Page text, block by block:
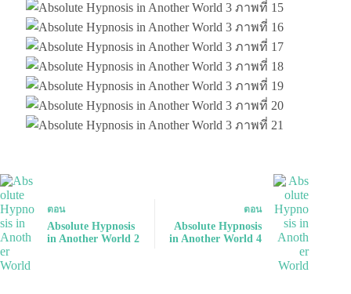
ตอน
Absolute Hypnosis
in Another World 2
ตอน
Absolute Hypnosis
in Another World 4